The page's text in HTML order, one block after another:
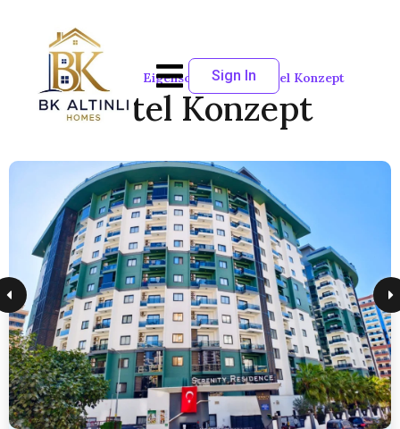
Sign In
Startseite Eigenschaften Hotel Konzept
Hotel Konzept
Erwachsene
SORTIEREN NACH:Standard